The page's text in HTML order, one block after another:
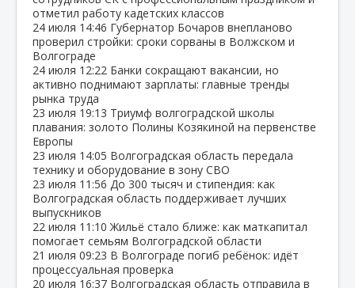
отметил работу кадетских классов
24 июля 14:46 Губернатор Бочаров внепланово
проверил стройки: сроки сорваны в Волжском и
Волгограде
24 июля 12:22 Банки сокращают вакансии, но
активно поднимают зарплаты: главные тренды
рынка труда
23 июля 19:13 Триумф волгоградской школы
плавания: золото Полины Козякиной на первенстве
Европы
23 июля 14:05 Волгоградская область передала
технику и оборудование в зону СВО
23 июля 11:56 До 300 тысяч и стипендия: как
Волгоградская область поддерживает лучших
выпускников
22 июля 11:10 Жильё стало ближе: как маткапитал
помогает семьям Волгоградской области
21 июля 09:23 В Волгограде погиб ребёнок: идёт
процессуальная проверка
20 июля 16:37 Волгоградская область отправила в